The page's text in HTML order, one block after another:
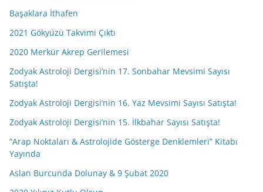
Başaklara İthafen
2021 Gökyüzü Takvimi Çıktı
2020 Merkür Akrep Gerilemesi
Zodyak Astroloji Dergisi’nin 17. Sonbahar Mevsimi Sayısı
Satışta!
Zodyak Astroloji Dergisi’nin 16. Yaz Mevsimi Sayısı Satışta!
Zodyak Astroloji Dergisi’nin 15. İlkbahar Sayısı Satışta!
“Arap Noktaları & Astrolojide Gösterge Denklemleri” Kitabı
Yayında
Aslan Burcunda Dolunay & 9 Şubat 2020